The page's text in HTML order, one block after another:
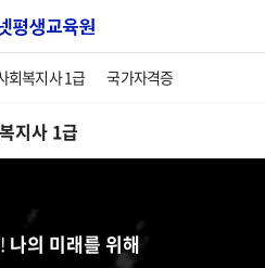
회복지사 1급 국가자격증
지사 1급
나의 미래를 위해